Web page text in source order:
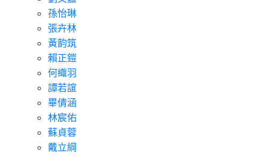
孫怡琳
張卉林
黃韵筑
賴正鎧
何織羽
譚若誼
畢倩涵
林宸佑
蘇貞蓉
戴立綱